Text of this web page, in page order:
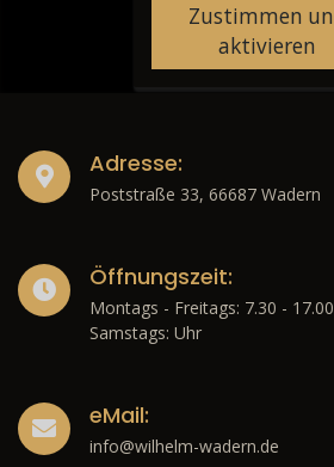
Zustimmen
aktivieren
Adresse:
Poststraße 33, 66687 Wadern
Öffnungszeit:
Montags - Freitags: 7.30 -
Samstags: Uhr
eMail:
info@wilhelm-wadern.de